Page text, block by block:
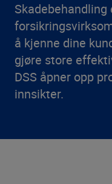
å kjenne dine
gjøre store
DSS åpner opp
innsikter.